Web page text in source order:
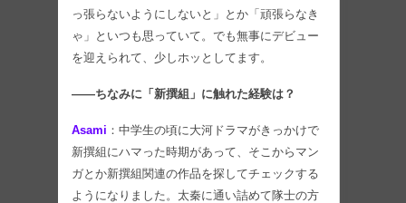
っ張らないようにしないと」とか「頑張らなき
ゃ」といつも思っていて。でも無事にデビュー
を迎えられて、少しホッとしてます。
――ちなみに「新撰組」に触れた経験は？
Asami ：中学生の頃に大河ドラマがきっかけで
新撰組にハマった時期があって、そこからマン
ガとか新撰組関連の作品を探してチェックする
ようになりました。太秦に通い詰めて隊士の方